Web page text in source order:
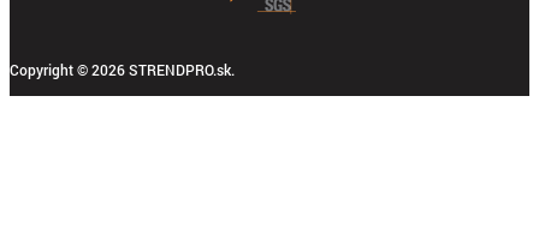
Copyright © 2026 STRENDPRO.sk.